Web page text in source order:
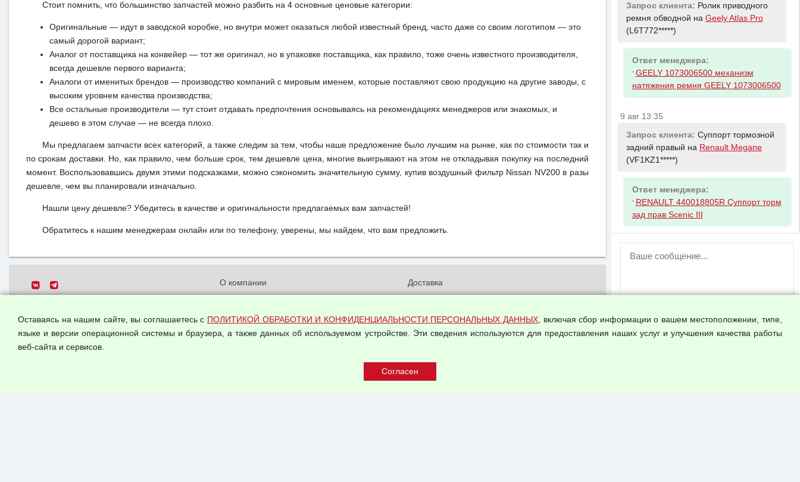
Стоит помнить, что большинство запчастей можно разбить на 4 основные ценовые категории:
Оригинальные — идут в заводской коробке, но внутри может оказаться любой известный бренд, часто даже со своим логотипом — это
самый дорогой вариант;
Аналог от поставщика на конвейер — тот же оригинал, но в упаковке поставщика, как правило, тоже очень известного производителя,
всегда дешевле первого варианта;
Аналоги от именитых брендов — производство компаний с мировым именем, которые поставляют свою продукцию на другие заводы, с
высоким уровнем качества производства;
Все остальные производители — тут стоит отдавать предпочтения основываясь на рекомендациях менеджеров или знакомых, и
дешево в этом случае — не всегда плохо.
Мы предлагаем запчасти всех категорий, а также следим за тем, чтобы наше предложение было лучшим на рынке, как по стоимости так и
по срокам доставки. Но, как правило, чем больше срок, тем дешевле цена, многие выигрывают на этом не откладывая покупку на последний
момент. Воспользовавшись двумя этими подсказками, можно сэкономить значительную сумму, купив воздушный фильтр Nissan NV200 в разы
дешевле, чем вы планировали изначально.
Нашли цену дешевле? Убедитесь в качестве и оригинальности предлагаемых вам запчастей!
Обратитесь к нашим менеджерам онлайн или по телефону, уверены, мы найдем, что вам предложить.
Все права защищены.
О компании
данных
Доставка
Оплата и возвраты
Арендодателям
Оставаясь на нашем сайте, вы соглашаетесь с ПОЛИТИКОЙ ОБРАБОТКИ И КОНФИДЕНЦИАЛЬНОСТИ ПЕРСОНАЛЬНЫХ ДАННЫХ, включая сбор информации о вашем местоположении, типе,
языке и версии операционной системы и браузера, а также данных об используемом устройстве. Эти сведения используются для предоставления наших услуг и улучшения качества работы
веб-сайта и сервисов.
Запрос клиента: Ролик приводного
ремня обводной на Geely Atlas Pro
(L6T772*****)
Ответ менеджера:
- GEELY 1073006500 механизм
натяжения ремня GEELY 1073006500
9 авг 13:35
Запрос клиента: Суппорт тормозной
задний правый на Renault Megane
(VF1KZ1*****)
Ответ менеджера:
- RENAULT 440018805R Суппорт торм
зад прав Scenic III
ВНИМАНИЕ!
пользователей временно отключена!
аккаунт.